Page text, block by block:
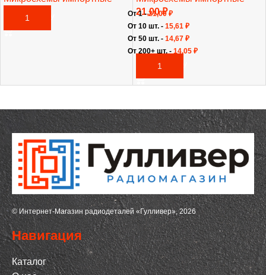
В КОРЗИНУ
21,00₽
В КОРЗИНУ
От 1 -21,00₽
От 10 шт. - 15,61 ₽
От 50 шт. - 14,67 ₽
От 200+ шт. - 14,05 ₽
© Интернет-Магазин радиодеталей «Гулливер», 2026
Навигация
Каталог